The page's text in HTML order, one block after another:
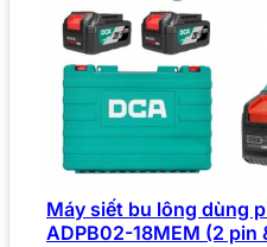
Máy siết bu lông dùng
ADPB02-18MEM (2 pin